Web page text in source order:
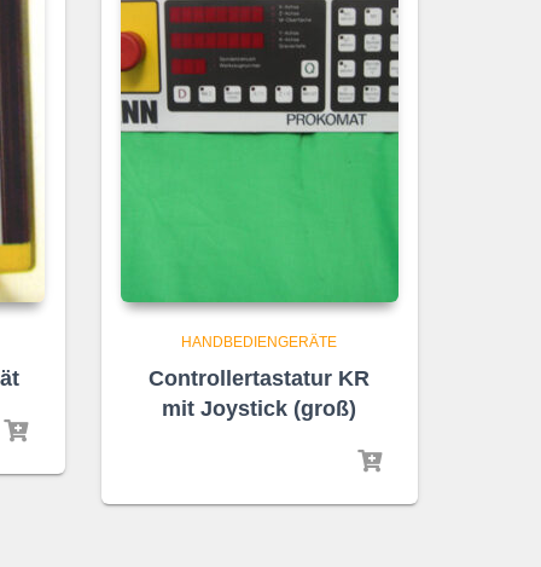
HANDBEDIENGERÄTE
Controllertastatur KR
mit Joystick (groß)